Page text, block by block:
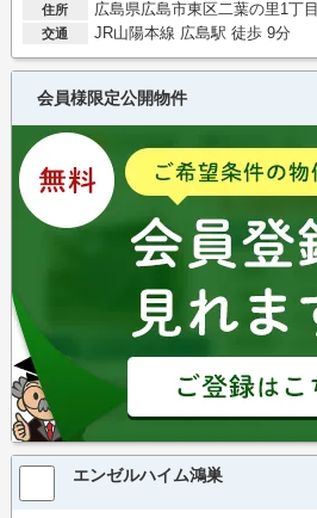
住所 広島県広島市東区二葉の里1丁目
交通 JR山陽本線 広島駅 徒歩 9分
会員様限定公開物件
エンゼルハイム鴻巣